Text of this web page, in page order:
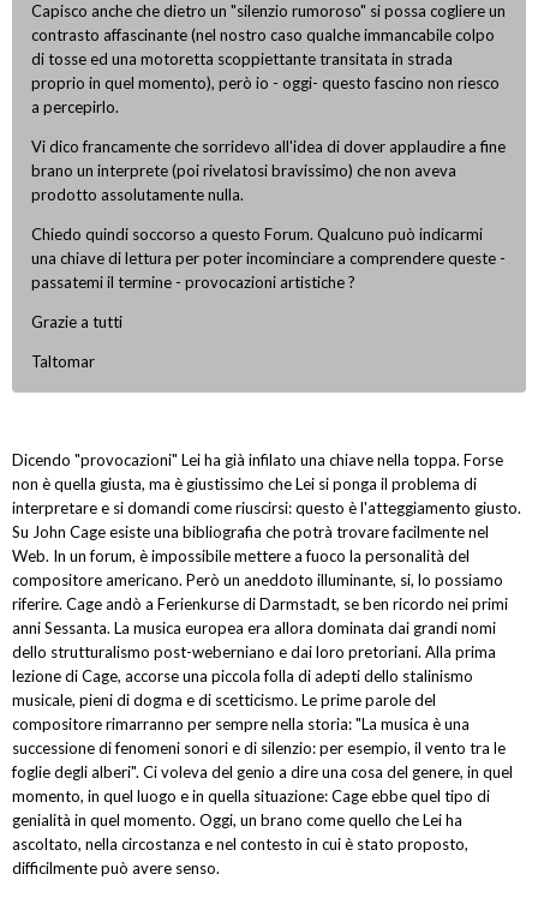
Capisco anche che dietro un "silenzio rumoroso" si possa cogliere un
contrasto affascinante (nel nostro caso qualche immancabile colpo
di tosse ed una motoretta scoppiettante transitata in strada
proprio in quel momento), però io - oggi- questo fascino non riesco
a percepirlo.
Vi dico francamente che sorridevo all'idea di dover applaudire a fine
brano un interprete (poi rivelatosi bravissimo) che non aveva
prodotto assolutamente nulla.
Chiedo quindi soccorso a questo Forum. Qualcuno può indicarmi
una chiave di lettura per poter incominciare a comprendere queste -
passatemi il termine - provocazioni artistiche ?
Grazie a tutti
Taltomar
Dicendo "provocazioni" Lei ha già infilato una chiave nella toppa. Forse
non è quella giusta, ma è giustissimo che Lei si ponga il problema di
interpretare e si domandi come riuscirsi: questo è l'atteggiamento giusto.
Su John Cage esiste una bibliografia che potrà trovare facilmente nel
Web. In un forum, è impossibile mettere a fuoco la personalità del
compositore americano. Però un aneddoto illuminante, si, lo possiamo
riferire. Cage andò a Ferienkurse di Darmstadt, se ben ricordo nei primi
anni Sessanta. La musica europea era allora dominata dai grandi nomi
dello strutturalismo post-weberniano e dai loro pretoriani. Alla prima
lezione di Cage, accorse una piccola folla di adepti dello stalinismo
musicale, pieni di dogma e di scetticismo. Le prime parole del
compositore rimarranno per sempre nella storia: "La musica è una
successione di fenomeni sonori e di silenzio: per esempio, il vento tra le
foglie degli alberi". Ci voleva del genio a dire una cosa del genere, in quel
momento, in quel luogo e in quella situazione: Cage ebbe quel tipo di
genialità in quel momento. Oggi, un brano come quello che Lei ha
ascoltato, nella circostanza e nel contesto in cui è stato proposto,
difficilmente può avere senso.